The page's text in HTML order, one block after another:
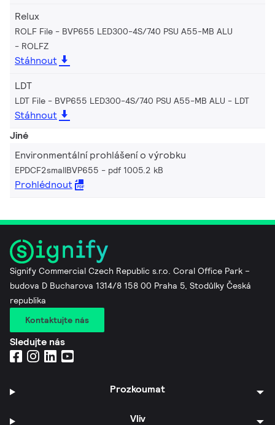
Relux
ROLF File - BVP655 LED300-4S/740 PSU A55-MB ALU
ROLFZ
Stáhnout
LDT
LDT File - BVP655 LED300-4S/740 PSU A55-MB ALU LDT
Stáhnout
Jiné
Environmentální prohlášení o výrobku
EPDCF2smallBVP655 pdf 1005.2 kB
Prohlédnout
Signify Commercial Czech Republic s.r.o. Coral Office Park –
budova D Bucharova 1314/8 158 00 Praha 5, Stodůlky Česká
republika
Kontaktujte nás
Sledujte nás
Prozkoumat
Vliv